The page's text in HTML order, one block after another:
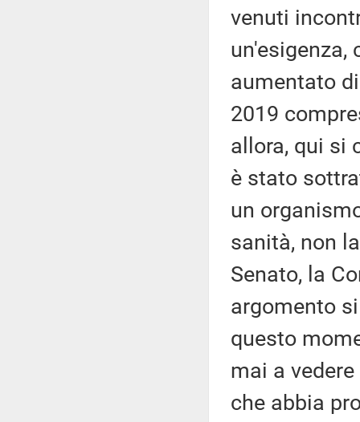
venuti
un'esigenza,
aumentato
2019
allora, qui si
è stato
un
sanità, non
Senato, la
argomento
questo
mai a
che abbia